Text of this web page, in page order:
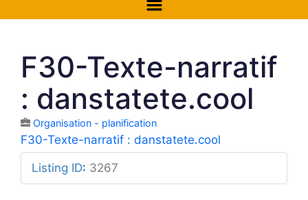
F30-Texte-narratif
: danstatete.cool
Organisation - planification
F30-Texte-narratif : danstatete.cool
Listing ID: 3267